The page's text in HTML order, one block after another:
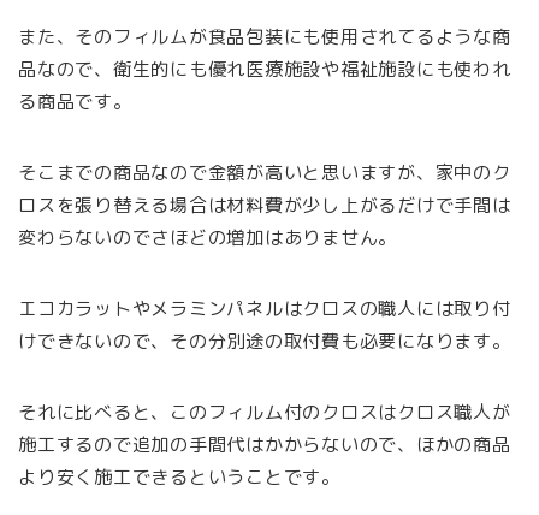
また、そのフィルムが食品包装にも使用されてるような商
品なので、衛生的にも優れ医療施設や福祉施設にも使われ
る商品です。
そこまでの商品なので金額が高いと思いますが、家中のク
ロスを張り替える場合は材料費が少し上がるだけで手間は
変わらないのでさほどの増加はありません。
エコカラットやメラミンパネルはクロスの職人には取り付
けできないので、その分別途の取付費も必要になります。
それに比べると、このフィルム付のクロスはクロス職人が
施工するので追加の手間代はかからないので、ほかの商品
より安く施工できるということです。